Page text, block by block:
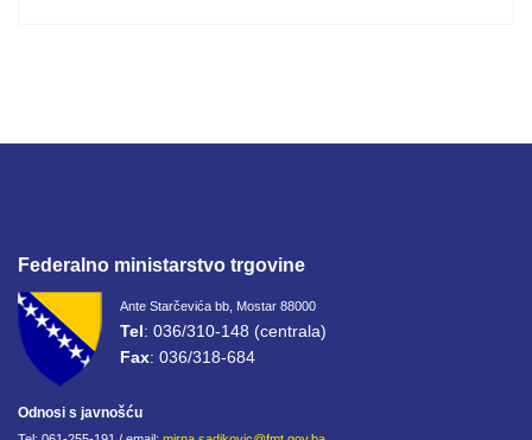
Federalno ministarstvo trgovine
Ante Starčevića bb, Mostar 88000
Tel: 036/310-148 (centrala)
Fax: 036/318-684
Odnosi s javnošću